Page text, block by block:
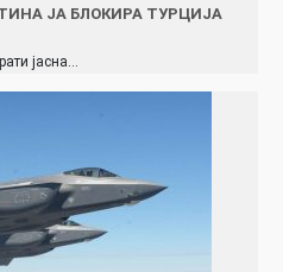
ЈА БЛОКИРА ТУРЦИЈА
јасна…